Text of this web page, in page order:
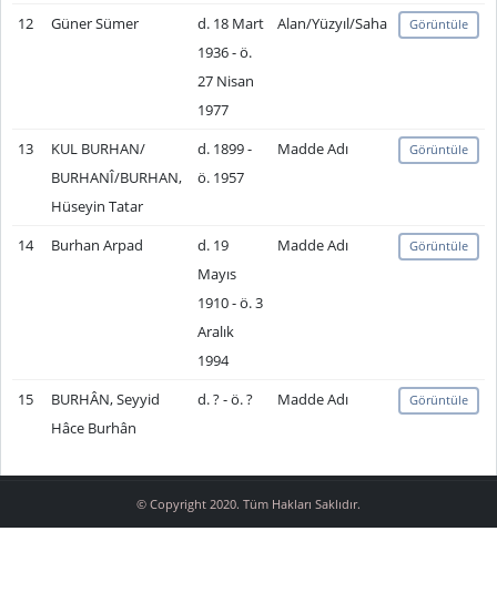
12 Güner Sümer
d. 18 Mart
1936 - ö.
27 Nisan
1977
Alan/Yüzyıl/Saha Görüntüle
13
KUL BURHAN/
BURHANÎ/BURHAN,
Hüseyin Tatar
d. 1899 -
ö. 1957
Madde Adı Görüntüle
14 Burhan Arpad
d. 19
Mayıs
1910 - ö. 3
Aralık
1994
Madde Adı Görüntüle
15
BURHÂN, Seyyid
Hâce Burhân
d. ? - ö. ? Madde Adı Görüntüle
© Copyright 2020. Tüm Hakları Saklıdır.